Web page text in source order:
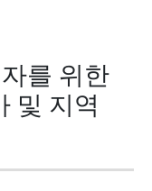
를 위한
및 지역